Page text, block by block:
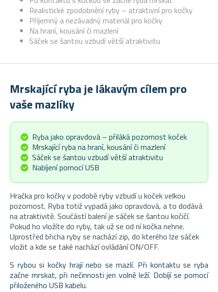
Realistické zpodobnění ryby – atraktivní pro kočky
Příjemný a nezávadný materiál pro kočky
Na hraní, kousání či mazlení
Sáček se šantou vzbudí větší atraktivitu
Mrskající ryba je lákavým cílem pro
vaše mazlíky
Ryba jako opravdová – přiláká pozornost koček
Mrskající ryba na hraní, kousání či mazlení
Sáček se šantou vzbudí větší atraktivitu
Nabíjení pomocí USB
Hračka pro kočky v podobě ryby vzbudí u koček velkou
pozornost. Ryba totiž vypadá jako opravdová, a to dodává
na atraktivitě. Součástí balení je sáček se šantou kočičí.
Pokud ho vložíte do ryby, tak už se od ní kočka nehne.
Uprostřed břicha ryby se nachází zip, do kterého lze sáček
vložit a kde se také nachází ovládání ON/OFF.
S rybou si kočky hrají nebo se mazlí. Při kontaktu se ryba
začne mrskat, při nečinnosti jen volně leží. Dobíjí se pomocí
přiloženého USB kabelu.